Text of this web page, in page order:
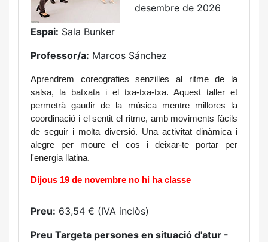
desembre de 2026
Espai: Sala Bunker
Professor/a: Marcos Sánchez
Aprendrem coreografies senzilles al ritme de la
salsa, la batxata i el txa-txa-txa. Aquest taller et
permetrà gaudir de la música mentre millores la
coordinació i el sentit el ritme, amb moviments fàcils
de seguir i molta diversió. Una activitat dinàmica i
alegre per moure el cos i deixar-te portar per
l'energia llatina.
Dijous 19 de novembre no hi ha classe
Preu: 63,54 € (IVA inclòs)
Preu Targeta persones en situació d'atur -